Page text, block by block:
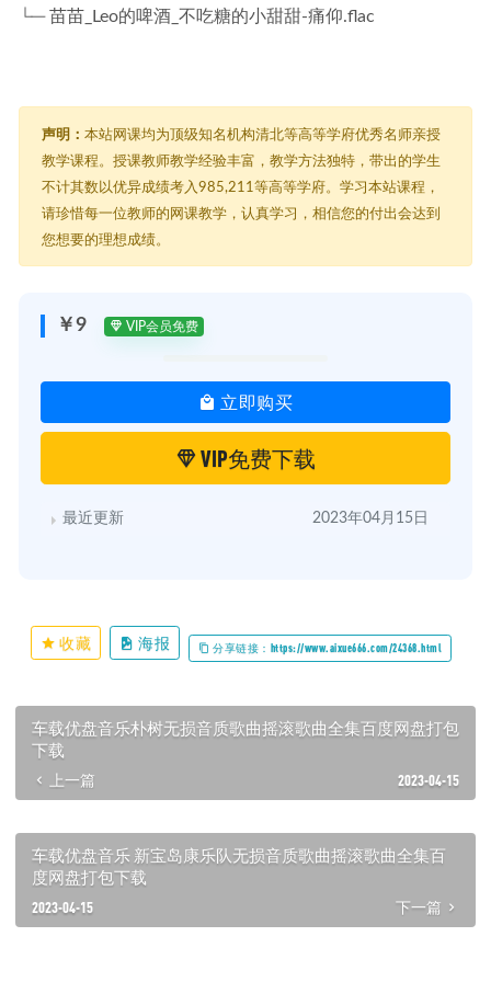
└─ 苗苗_Leo的啤酒_不吃糖的小甜甜-痛仰.flac
声明： 本站网课均为顶级知名机构清北等高等学府优秀名师亲授
教学课程。授课教师教学经验丰富，教学方法独特，带出的学生
不计其数以优异成绩考入985,211等高等学府。学习本站课程，
请珍惜每一位教师的网课教学，认真学习，相信您的付出会达到
您想要的理想成绩。
￥9 VIP会员免费
立即购买
VIP免费下载
最近更新 2023年04月15日
收藏 海报 分享链接：https://www.aixue666.com/24368.html
车载优盘音乐朴树无损音质歌曲摇滚歌曲全集百度网盘打包
下载
上一篇 2023-04-15
车载优盘音乐 新宝岛康乐队无损音质歌曲摇滚歌曲全集百
度网盘打包下载
2023-04-15 下一篇